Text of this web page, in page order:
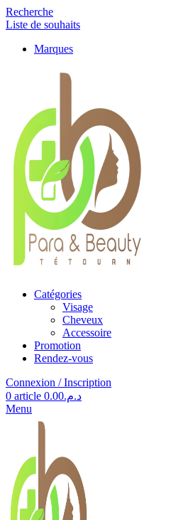
Recherche
Liste de souhaits
Marques
Catégories
Visage
Cheveux
Accessoire
Promotion
Rendez-vous
Connexion / Inscription
0 article د.م.0.00
Menu